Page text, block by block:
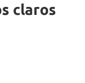
claros